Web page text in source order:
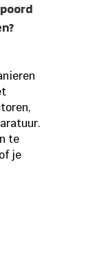
te
je